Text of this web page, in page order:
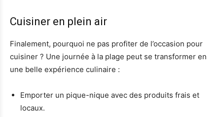
Cuisiner en plein air
Finalement, pourquoi ne pas profiter de l’occasion pour
cuisiner ? Une journée à la plage peut se transformer en
une belle expérience culinaire :
Emporter un pique-nique avec des produits frais et
locaux.